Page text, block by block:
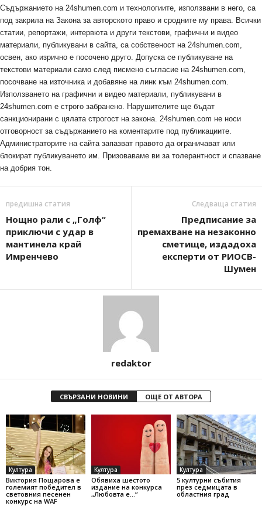
Съдържанието на 24shumen.com и технологиите, използвани в него, са
под закрила на Закона за авторското право и сродните му права. Всички
статии, репортажи, интервюта и други текстови, графични и видео
материали, публикувани в сайта, са собственост на 24shumen.com,
освен, ако изрично е посочено друго. Допуска се публикуване на
текстови материали само след писмено съгласие на 24shumen.com,
посочване на източника и добавяне на линк към 24shumen.com.
Използването на графични и видео материали, публикувани в
24shumen.com е строго забранено. Нарушителите ще бъдат
санкционирани с цялата строгост на закона. 24shumen.com не носи
отговорност за съдържанието на коментарите под публикациите.
Администраторите на сайта запазват правото да ограничават или
блокират публикуването им. Призоваваме ви за толерантност и спазване
на добрия тон.
предишна статия
Нощно рали с „Голф“
приключи с удар в
мантинела край
Имренчево
Следваща статия
Предписание за
премахване на незаконно
сметище, издадоха
експерти от РИОСВ-
Шумен
redaktor
СВЪРЗАНИ НОВИНИ ОЩЕ ОТ АВТОРА
Култура
Виктория Пощарова е
големият победител в
световния песенен
конкурс на WAF
Култура
Обявиха шестото
издание на конкурса
„Любовта е…“
Култура
5 културни събития
през седмицата в
областния град